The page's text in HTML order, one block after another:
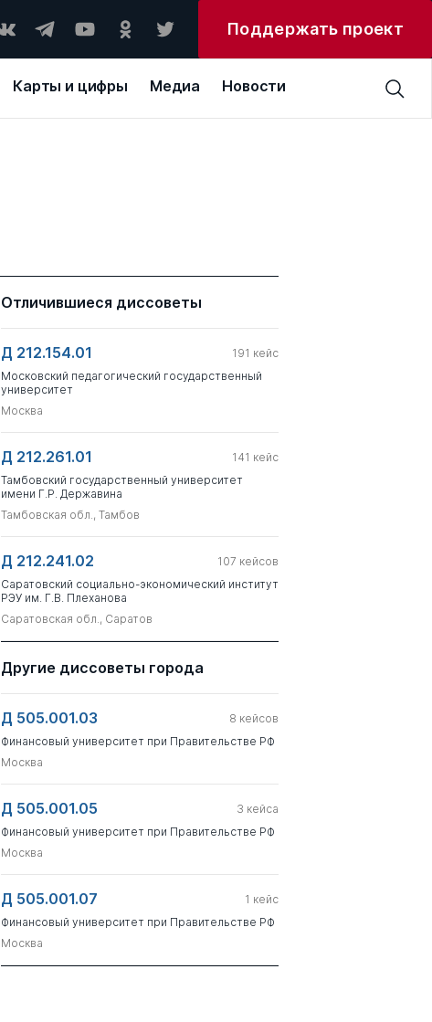
Поддержать проект
Карты и цифры Медиа Новости
Отличившиеся диссоветы
Д 212.154.01 191 кейс
Московский педагогический государственный
университет
Москва
Д 212.261.01 141 кейс
Тамбовский государственный университет
имени Г.Р. Державина
Тамбовская обл., Тамбов
Д 212.241.02 107 кейсов
Саратовский социально-экономический институт
РЭУ им. Г.В. Плеханова
Саратовская обл., Саратов
Другие диссоветы города
Д 505.001.03 8 кейсов
Финансовый университет при Правительстве РФ
Москва
Д 505.001.05 3 кейса
Финансовый университет при Правительстве РФ
Москва
Д 505.001.07 1 кейс
Финансовый университет при Правительстве РФ
Москва